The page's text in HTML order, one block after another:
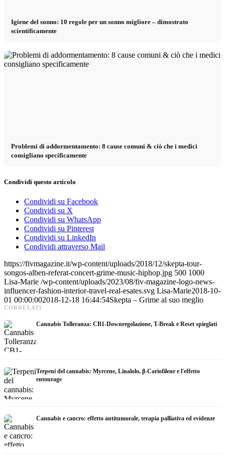
Igiene del sonno: 10 regole per un sonno migliore – dimostrato
scientificamente
Problemi di addormentamento: 8 cause comuni & ciò che i medici
consigliano specificamente
Condividi questo articolo
Condividi su Facebook
Condividi su X
Condividi su WhatsApp
Condividi su Pinterest
Condividi su LinkedIn
Condividi attraverso Mail
https://fivmagazine.it/wp-content/uploads/2018/12/skepta-tour-
songos-alben-referat-concert-grime-music-hiphop.jpg 500 1000
Lisa-Marie /wp-content/uploads/2023/08/fiv-magazine-logo-news-
influencer-fashion-interior-travel-real-esates.svg Lisa-Marie2018-10-
01 00:00:002018-12-18 16:44:54Skepta – Grime al suo meglio
CORRELATI
Cannabis Tolleranza: CB1-Downregolazione, T-Break e Reset spieglati
Terpeni del cannabis: Myrcene, Linalolo, β-Cariofilene e l'effetto
entourage
Cannabis e cancro: effetto antitumorale, terapia palliativa ed evidenze